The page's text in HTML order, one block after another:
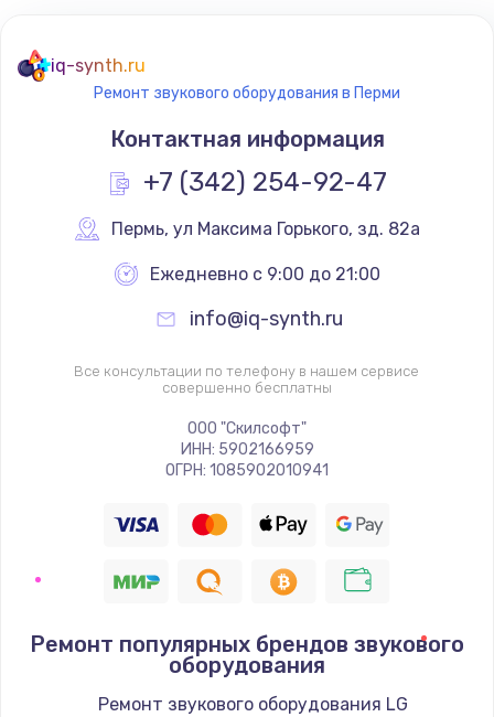
iq-synth.ru
Ремонт звукового оборудования в Перми
Контактная информация
+7 (342) 254-92-47
Пермь, ул Максима Горького, зд. 82а
Ежедневно с 9:00 до 21:00
info@iq-synth.ru
Все консультации по телефону в нашем сервисе
совершенно бесплатны
ООО "Скилсофт"
ИНН: 5902166959
ОГРН: 1085902010941
Ремонт популярных брендов звукового
оборудования
Ремонт звукового оборудования LG